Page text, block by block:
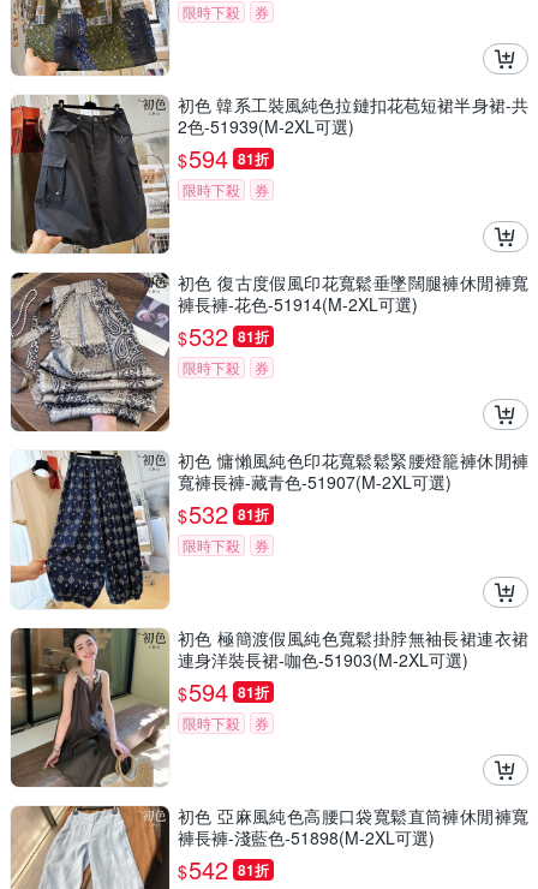
限時下殺 券
初色 韓系工裝風純色拉鏈扣花苞短裙半身裙-共
2色-51939(M-2XL可選)
$594 81折
限時下殺 券
初色 復古度假風印花寬鬆垂墜闊腿褲休閒褲寬
褲長褲-花色-51914(M-2XL可選)
$532 81折
限時下殺 券
初色 慵懶風純色印花寬鬆鬆緊腰燈籠褲休閒褲
寬褲長褲-藏青色-51907(M-2XL可選)
$532 81折
限時下殺 券
初色 極簡渡假風純色寬鬆掛脖無袖長裙連衣裙
連身洋裝長裙-咖色-51903(M-2XL可選)
$594 81折
限時下殺 券
初色 亞麻風純色高腰口袋寬鬆直筒褲休閒褲寬
褲長褲-淺藍色-51898(M-2XL可選)
$542 81折